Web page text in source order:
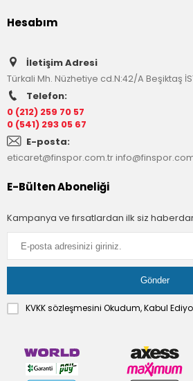
Hesabım
İletişim Adresi
Türkali Mh. Nüzhetiye cd.N:42/A Beşiktaş
Telefon:
0 (212) 259 70 57
0 (541) 293 05 67
E-posta:
eticaret@finspor.com.tr
E-Bülten Aboneliği
Kampanya ve fırsatlardan ilk siz
KVKK sözleşmesini Okudum, Kabul